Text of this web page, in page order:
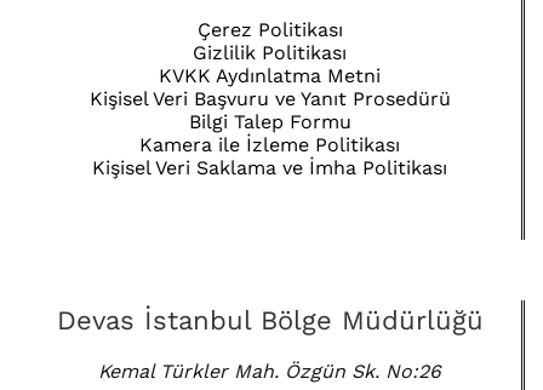
Çerez Politikası
Gizlilik Politikası
KVKK Aydınlatma Metni
Kişisel Veri Başvuru ve Yanıt Prosedürü
Bilgi Talep Formu
Kamera ile İzleme Politikası
Kişisel Veri Saklama ve İmha Politikası
Devas İstanbul Bölge Müdürlüğü
Kemal Türkler Mah. Özgün Sk. No:26